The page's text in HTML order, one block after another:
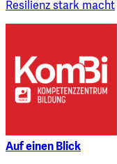
Resilienz stark macht
Auf einen Blick